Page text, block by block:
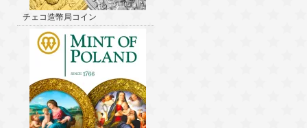
チェコ造幣局コイン